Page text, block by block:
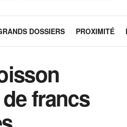
DOSSIERS PROXIMITÉ
francs